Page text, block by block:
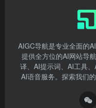
AIGC导航是专业全面的
提供全方位的AI网站导
译、AI提示词、AI工具
AI语音服务。探索我们